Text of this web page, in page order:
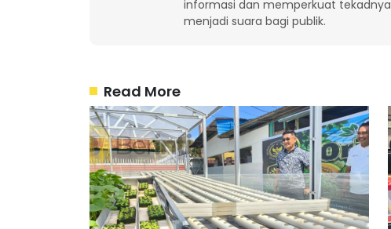
informasi dan memperkuat tekadnya
menjadi suara bagi publik.
Read More